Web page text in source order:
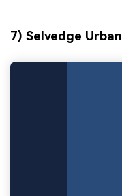
7) Selvedge